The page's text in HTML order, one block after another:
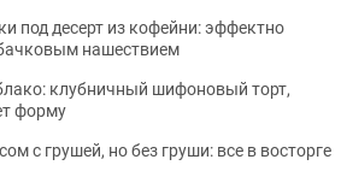
под десерт из кофейни: эффектно
нашествием
клубничный шифоновый торт,
форму
с грушей, но без груши: все в восторге